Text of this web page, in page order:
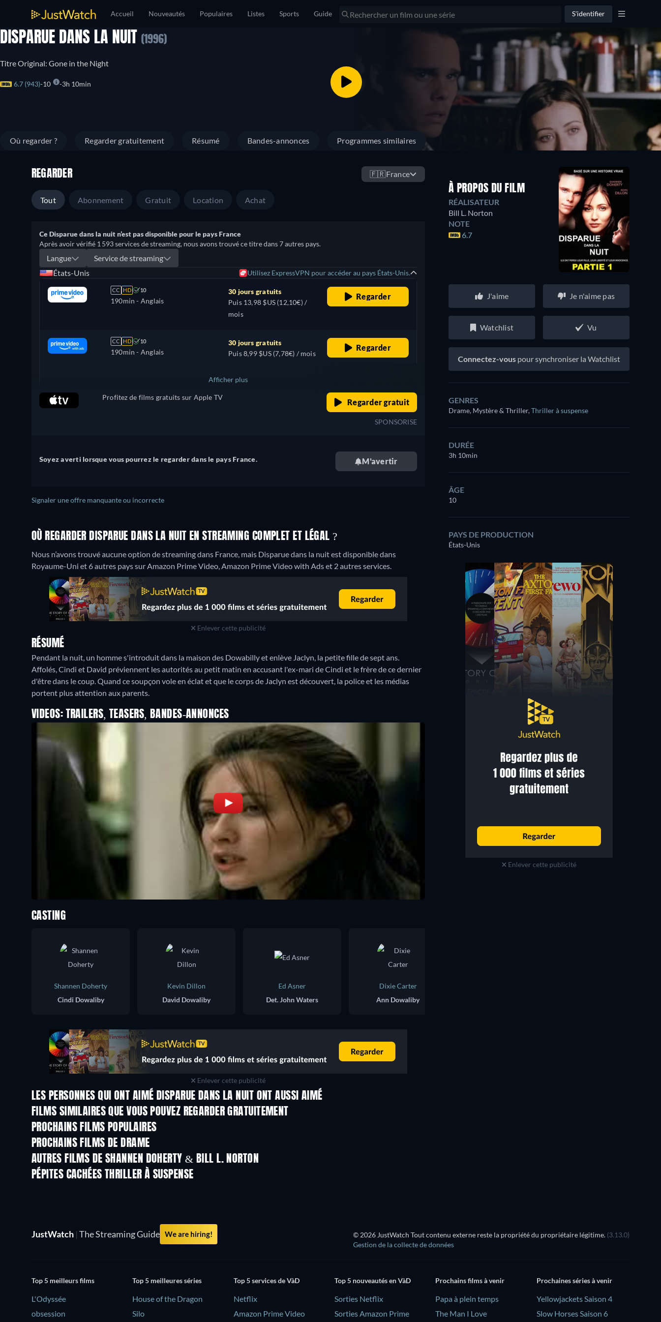
Accueil Nouveautés Populaires Listes Sports Guide S'identifier
DISPARUE DANS LA NUIT (1996)
Titre Original: Gone in the Night
6.7 (943) 10 3h 10min
Où regarder ? Regarder gratuitement Résumé Bandes-annonces Programmes similaires
REGARDER 🇫🇷France
Tout Abonnement Gratuit Location Achat
Ce Disparue dans la nuit n’est pas disponible pour le pays France
Après avoir vérifié 1 593 services de streaming, nous avons trouvé ce titre dans 7 autres pays.
Langue
Service de streaming
États-Unis
Utilisez ExpressVPN pour accéder au pays États-Unis.
CC HD 10
190min - Anglais
30 jours gratuits
Puis 13,98 $US (12,10€) /
mois
Regarder
CC HD 10
190min - Anglais
30 jours gratuits
Puis 8,99 $US (7,78€) / mois
Regarder
Royaume-Uni + 1
Afficher plus
Profitez de films gratuits sur Apple TV
Regarder gratuit
SPONSORISE
Soyez averti lorsque vous pourrez le regarder dans le pays France. M'avertir
Signaler une offre manquante ou incorrecte
OÙ REGARDER DISPARUE DANS LA NUIT EN STREAMING COMPLET ET LÉGAL ?
Nous n’avons trouvé aucune option de streaming dans France, mais Disparue dans la nuit est disponible dans
Royaume-Uni et 6 autres pays sur Amazon Prime Video, Amazon Prime Video with Ads et 2 autres services.
Enlever cette publicité
RÉSUMÉ
Pendant la nuit, un homme s'introduit dans la maison des Dowabilly et enlève Jaclyn, la petite fille de sept ans.
Affolés, Cindi et David préviennent les autorités au petit matin en accusant l'ex-mari de Cindi et le frère de ce dernier
d'être dans le coup. Quand ce soupçon vole en éclat et que le corps de Jaclyn est découvert, la police et les médias
portent plus attention aux parents.
VIDEOS: TRAILERS, TEASERS, BANDES-ANNONCES
À PROPOS DU FILM
RÉALISATEUR
Bill L. Norton
NOTE
6.7
J'aime Je n'aime pas
Watchlist Vu
Connectez-vous pour synchroniser la Watchlist
GENRES
Drame, Mystère & Thriller,Thriller à suspense
DURÉE
3h 10min
ÂGE
10
PAYS DE PRODUCTION
États-Unis
Enlever cette publicité
CASTING
Shannen Doherty
Cindi Dowaliby
Kevin Dillon
David Dowaliby
Ed Asner
Det. John Waters
Dixie Carter
Ann Dowaliby
Enlever cette publicité
LES PERSONNES QUI ONT AIMÉ DISPARUE DANS LA NUIT ONT AUSSI AIMÉ
FILMS SIMILAIRES QUE VOUS POUVEZ REGARDER GRATUITEMENT
PROCHAINS FILMS POPULAIRES
PROCHAINS FILMS DE DRAME
AUTRES FILMS DE SHANNEN DOHERTY & BILL L. NORTON
PÉPITES CACHÉES THRILLER À SUSPENSE
JustWatch | The Streaming Guide We are hiring! © 2026 JustWatch Tout contenu externe reste la propriété du propriétaire légitime. (3.13.0)
Gestion de la collecte de données
Top 5 meilleurs films
L'Odyssée
obsession
Top 5 meilleures séries
House of the Dragon
Silo
Top 5 services de VàD
Netflix
Amazon Prime Video
Top 5 nouveautés en VàD
Sorties Netflix
Sorties Amazon Prime
Prochains films à venir
‎Papa à plein temps
The Man I Love
Prochaines séries à venir
Yellowjackets Saison 4
Slow Horses Saison 6